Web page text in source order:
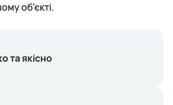
об’єкті.
та якісно